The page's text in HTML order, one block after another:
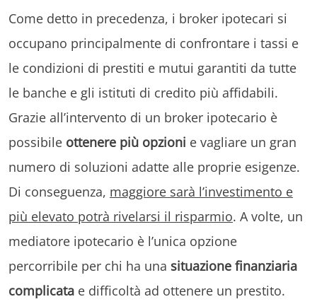
Come detto in precedenza, i broker ipotecari si
occupano principalmente di confrontare i tassi e
le condizioni di prestiti e mutui garantiti da tutte
le banche e gli istituti di credito più affidabili.
Grazie all’intervento di un broker ipotecario è
possibile ottenere più opzioni e vagliare un gran
numero di soluzioni adatte alle proprie esigenze.
Di conseguenza, maggiore sarà l’investimento e
più elevato potrà rivelarsi il risparmio. A volte, un
mediatore ipotecario è l’unica opzione
percorribile per chi ha una situazione finanziaria
complicata e difficoltà ad ottenere un prestito.